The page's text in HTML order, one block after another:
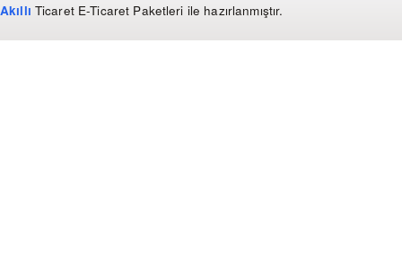
Akıllı Ticaret E-Ticaret Paketleri ile hazırlanmıştır.